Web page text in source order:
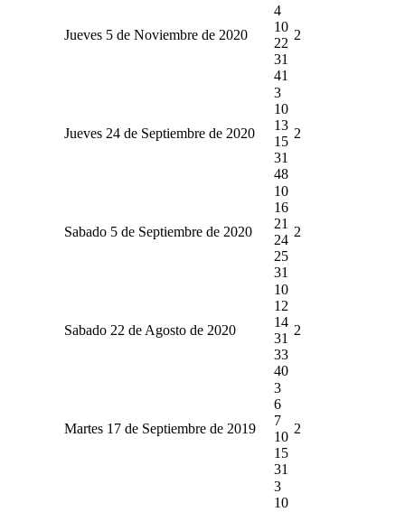
Jueves 5 de Noviembre de 2020
4
10
22
31
41
2
Jueves 24 de Septiembre de 2020
3
10
13
15
31
48
2
Sabado 5 de Septiembre de 2020
10
16
21
24
25
31
2
Sabado 22 de Agosto de 2020
10
12
14
31
33
40
2
Martes 17 de Septiembre de 2019
3
6
7
10
15
31
2
3
10